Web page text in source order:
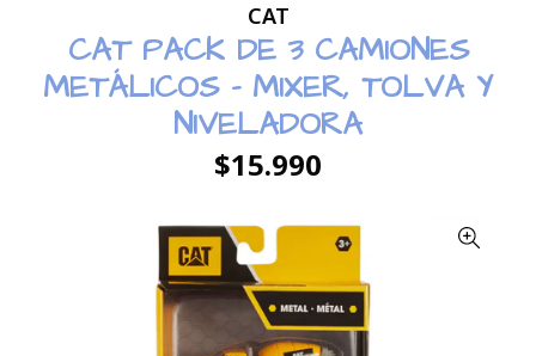
CAT
CAT PACK DE 3 CAMIONES
METÁLICOS - MIXER, TOLVA Y
NIVELADORA
$15.990